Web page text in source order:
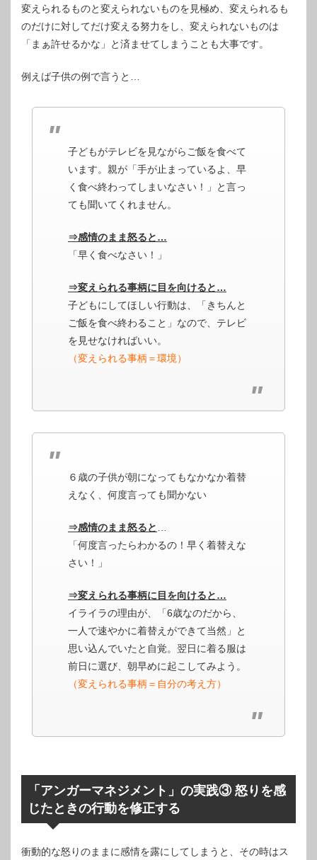
変えられるものと変えられないものを見極め、変えられるも
のだけに対してだけ変える努力をし、変えられないものは
「まぁ許せるかな」と済ませてしまうことも大事です。
例えば子供の例で言うと…
子どもがテレビを見ながらご飯を食べて
います。親が「手が止まっているよ、早
く食べ終わってしまいなさい！」と言っ
ても聞いてくれません。
⇒感情のまま怒ると…
「早く食べなさい！」
⇒変えられる事柄に目を向けると…
子どもにしてほしい行動は、「きちんと
ご飯を食べ終わること」なので、テレビ
を見せなければいい。
（変えられる事柄＝環境）
６歳の子供が朝になってもなかなか着替
えなく、何度言っても聞かない
⇒感情のまま怒ると
「何度言ったらわかるの！早く着替えな
さい！」
⇒変えられる事柄に目を向けると…
イライラの理由が、「6歳なのだから、
一人で速やかに着替えができて当然」と
思い込んでいたと自覚。翌日に着る服は
前日に選び、朝早めに起こしてみよう。
（変えられる事柄＝自分の考え方）
「アンガーマネジメント」の実践③ 怒りを感
じたときの行動を修正する
衝動的な怒りのままに感情を露にしてしまうと、その時はス